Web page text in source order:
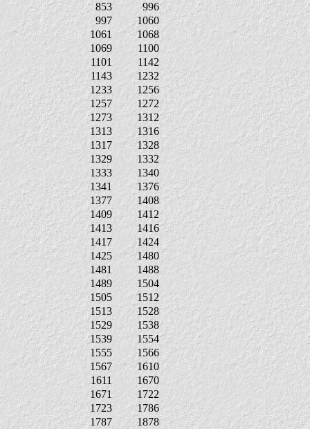
853
996
997
1060
1061
1068
1069
1100
1101
1142
1143
1232
1233
1256
1257
1272
1273
1312
1313
1316
1317
1328
1329
1332
1333
1340
1341
1376
1377
1408
1409
1412
1413
1416
1417
1424
1425
1480
1481
1488
1489
1504
1505
1512
1513
1528
1529
1538
1539
1554
1555
1566
1567
1610
1611
1670
1671
1722
1723
1786
1787
1878